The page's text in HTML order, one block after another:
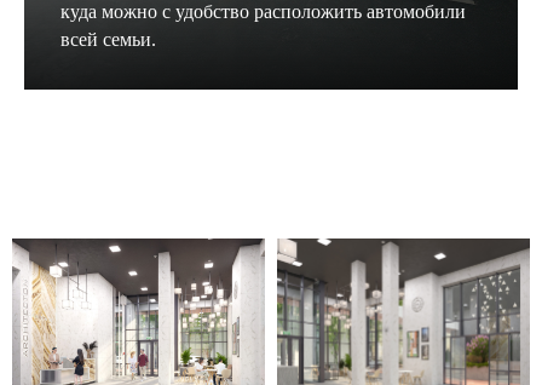
куда можно с удобство расположить автомобили
всей семьи.